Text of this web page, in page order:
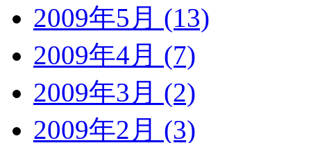
2009年5月 (13)
2009年4月 (7)
2009年3月 (2)
2009年2月 (3)